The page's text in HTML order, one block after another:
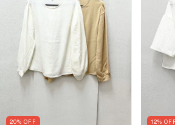
20% OFF 12% OFF